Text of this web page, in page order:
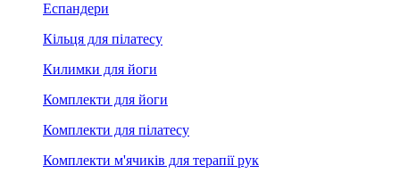
Еспандери
Кільця для пілатесу
Килимки для йоги
Комплекти для йоги
Комплекти для пілатесу
Комплекти м'ячиків для терапії рук